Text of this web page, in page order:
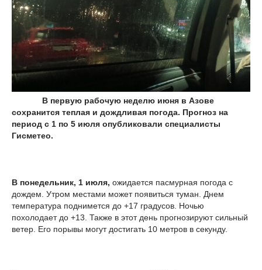
В первую рабочую неделю июня в Азове
сохранится теплая и дождливая погода. Прогноз на
период с 1 по 5 июля опубликовали специалисты
Гисметео.
В понедельник, 1 июля, ожидается пасмурная погода с
дождем. Утром местами может появиться туман. Днем
температура поднимется до +17 градусов. Ночью
похолодает до +13. Также в этот день прогнозируют сильный
ветер. Его порывы могут достигать 10 метров в секунду.